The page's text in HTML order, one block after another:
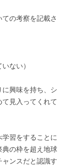
の考察を記載さ
ない）
に興味を持ち、シ
見入ってくれて
学習をすることに
の枠を超え地球
ンスだと認識す